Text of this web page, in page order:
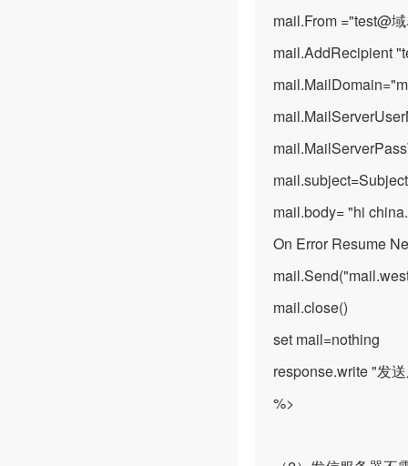
mail.From ="test@
mail.AddRecipient
mail.subject=Subject
mail.body= "hi
On Error Resume
mail.close()
set mail=nothing
response.write "发
%>